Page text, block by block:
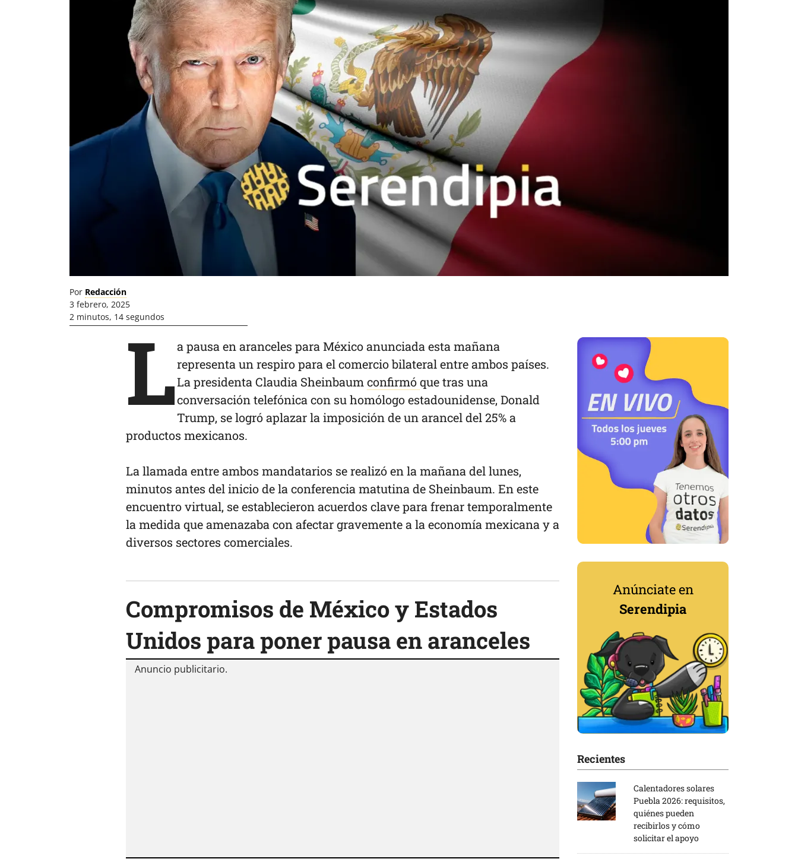
Por Redacción
3 febrero, 2025
2 minutos, 14 segundos
La pausa en aranceles para México anunciada esta mañana
representa un respiro para el comercio bilateral entre ambos países.
La presidenta Claudia Sheinbaumconfirmóque tras una
conversación telefónica con su homólogo estadounidense, Donald
Trump, se logró aplazar la imposición de un arancel del 25% a
productos mexicanos.
La llamada entre ambos mandatarios se realizó en la mañana del lunes,
minutos antes del inicio de la conferencia matutina de Sheinbaum. En este
encuentro virtual, se establecieron acuerdos clave para frenar temporalmente
la medida que amenazaba con afectar gravemente a la economía mexicana y a
diversos sectores comerciales.
Compromisos de México y Estados
Unidos para poner pausa en aranceles
Anúnciate en
Serendipia
Recientes
Calentadores solares
Puebla 2026: requisitos,
quiénes pueden
recibirlos y cómo
solicitar el apoyo